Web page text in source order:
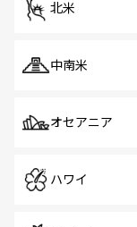
北米
中南米
オセアニア
ハワイ